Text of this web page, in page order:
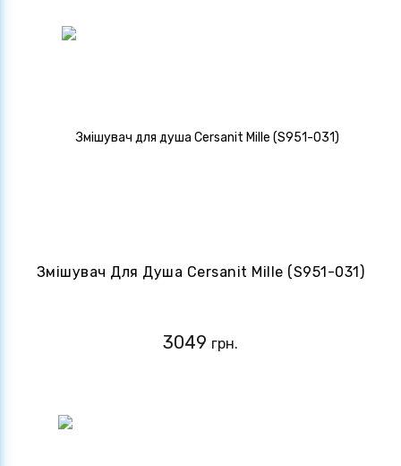
Змішувач Для Душа Cersanit Mille (S951-031)
3049 грн.